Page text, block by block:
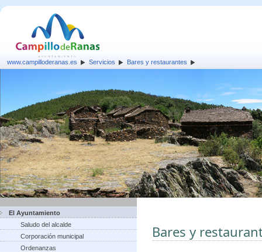
www.campilloderanas.es Servicios Bares y restaurantes
El Ayuntamiento
Saludo del alcalde
Corporación municipal
Ordenanzas
Bares y